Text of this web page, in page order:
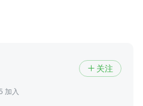
 关注
加入